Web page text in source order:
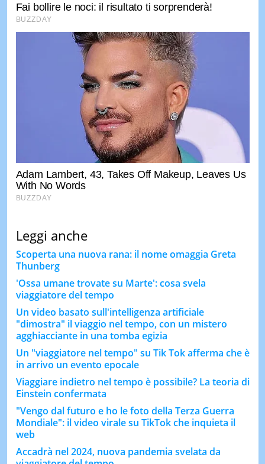
Leggi anche
Scoperta una nuova rana: il nome omaggia Greta
Thunberg
'Ossa umane trovate su Marte': cosa svela
viaggiatore del tempo
Un video basato sull'intelligenza artificiale
"dimostra" il viaggio nel tempo, con un mistero
agghiacciante in una tomba egizia
Un "viaggiatore nel tempo" su Tik Tok afferma che è
in arrivo un evento epocale
Viaggiare indietro nel tempo è possibile? La teoria di
Einstein confermata
"Vengo dal futuro e ho le foto della Terza Guerra
Mondiale": il video virale su TikTok che inquieta il
web
Accadrà nel 2024, nuova pandemia svelata da